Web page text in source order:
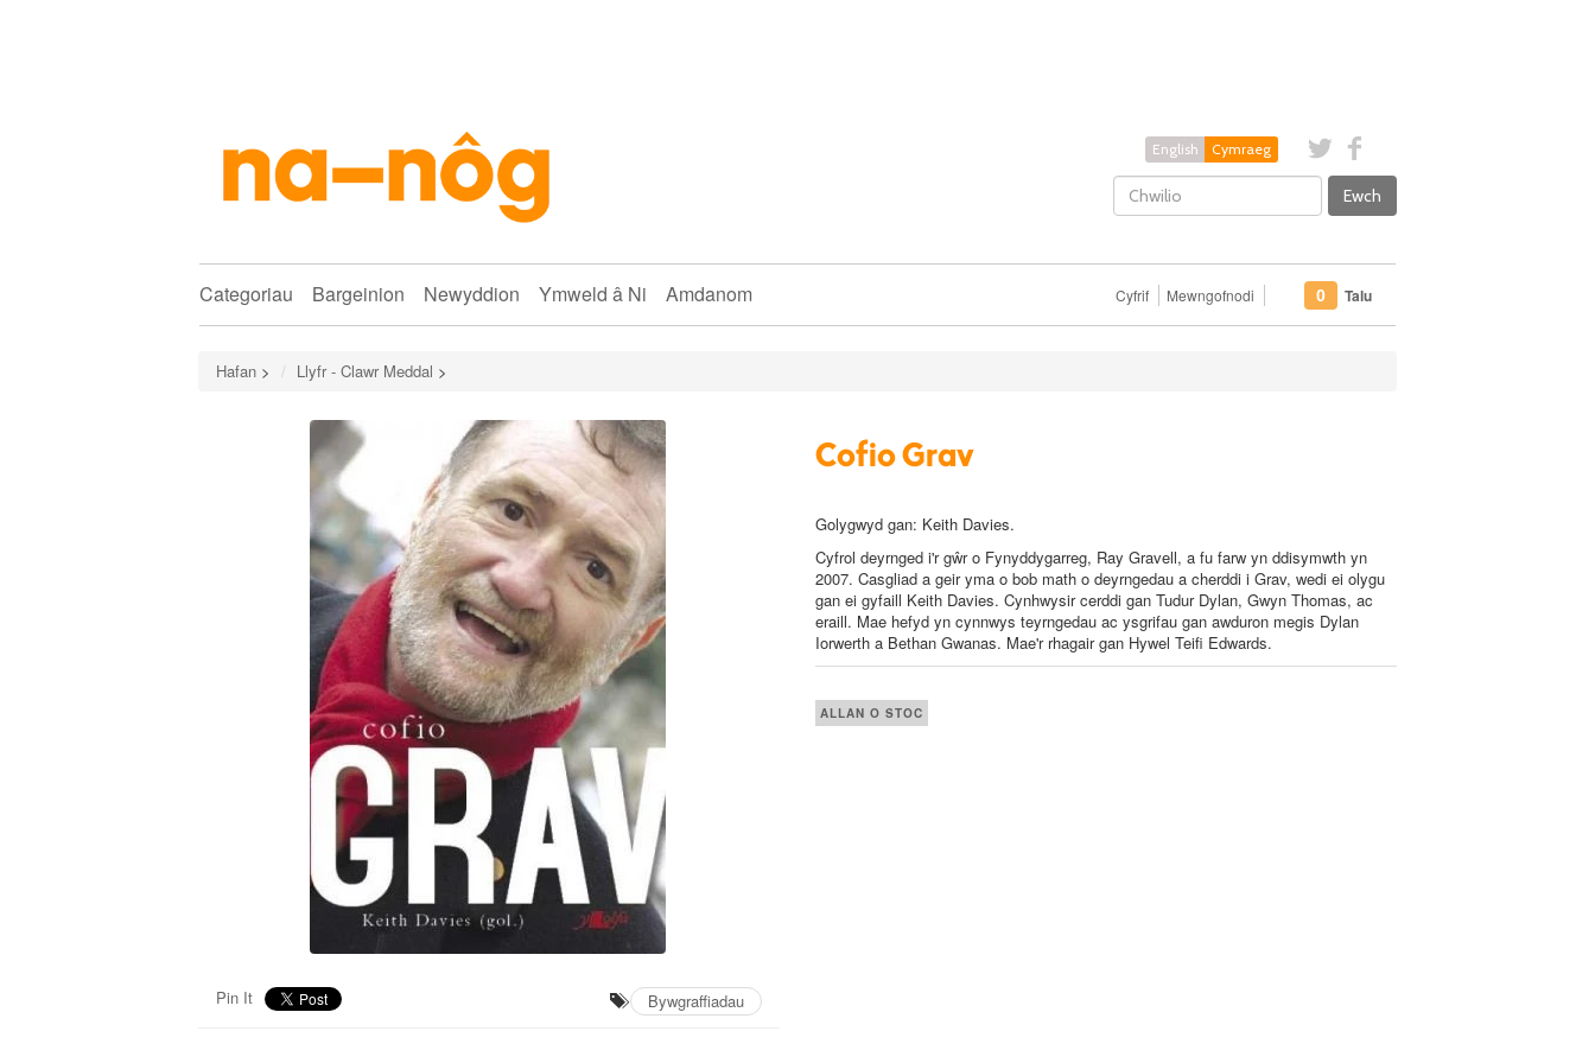
English Cymraeg
Ewch
Categoriau Bargeinion Newyddion Ymweld â Ni Amdanom Cyfrif Mewngofnodi 0 Talu
Hafan > Llyfr - Clawr Meddal >
Pin It Bywgraffiadau
Cofio Grav
Golygwyd gan: Keith Davies.
Cyfrol deyrnged i'r gŵr o Fynyddygarreg, Ray Gravell, a fu farw yn ddisymwth yn
2007. Casgliad a geir yma o bob math o deyrngedau a cherddi i Grav, wedi ei olygu
gan ei gyfaill Keith Davies. Cynhwysir cerddi gan Tudur Dylan, Gwyn Thomas, ac
eraill. Mae hefyd yn cynnwys teyrngedau ac ysgrifau gan awduron megis Dylan
Iorwerth a Bethan Gwanas. Mae'r rhagair gan Hywel Teifi Edwards.
ALLAN O STOC